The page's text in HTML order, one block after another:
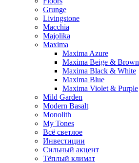
Grunge
Livingstone
Macchia
Majolika
Maxima
Maxima Azure
Maxima Beige & Brown
Maxima Black & White
Maxima Blue
Maxima Violet & Purple
Mild Garden
Modern Basalt
Monolith
My Tones
Всё светлое
Инвестиции
Сильный акцент
Тёплый климат